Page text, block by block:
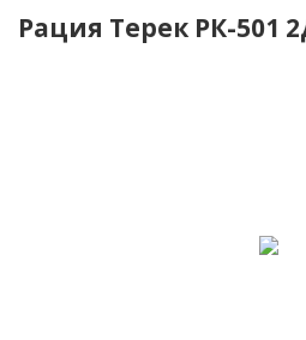
Рация Терек РК-501